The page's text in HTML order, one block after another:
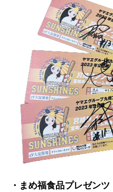
・まめ福食品プレゼン